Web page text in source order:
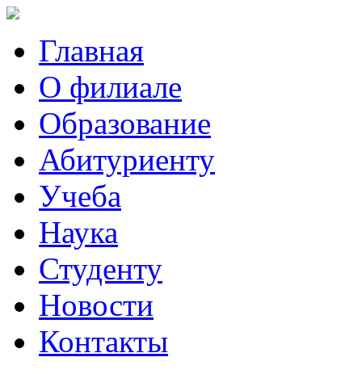
Главная
О филиале
Образование
Абитуриенту
Учеба
Наука
Студенту
Новости
Контакты